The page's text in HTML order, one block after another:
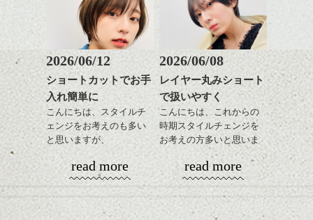
おすすめですね。
前髪もやや重めにカット
してラインを強調するの
もこれからは良い感じで
す、
目元が引き締まった印象
に。
軽めの前髪で透け感を演
出できるので、
この時期とてもおすすめ
ですよ。
2026/06/12
ショートカットでお手
入れ簡単に
こんにちは、スタイルチ
ェンジをお考えのも多い
と思いますが、
演出したスタイルもこれ
からの季節とてもおすす
めですね。
read more
2026/06/08
レイヤー丸みショート
で扱いやすく
こんにちは、これからの
時期スタイルチェンジを
お考えの方多いと思いま
コンパクトなフォルムが
全体のバランスを良く見
せてくれる効果もあり、
read more